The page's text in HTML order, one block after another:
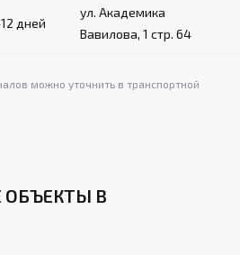
дней
ул. Академика
Вавилова, 1 стр. 64
можно уточнить в транспортной
ОБЪЕКТЫ В